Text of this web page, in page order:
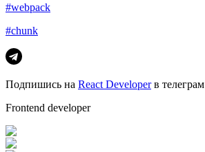
#webpack
#chunk
Подпишись на React Developerв телеграм
Frontend developer